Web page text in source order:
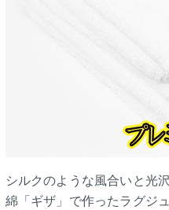
シルクのような風合いと光
綿「ギザ」で作ったラグジ